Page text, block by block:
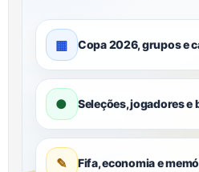
▦ Copa 2026, grupos e
● Seleções, jogadores e
✎ Fifa, economia e